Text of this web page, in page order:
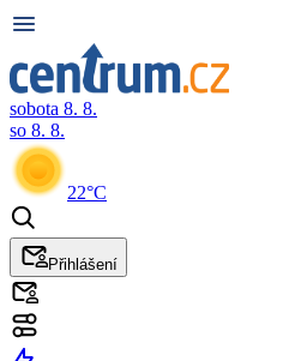
sobota 8. 8.
so 8. 8.
22°C
Přihlášení